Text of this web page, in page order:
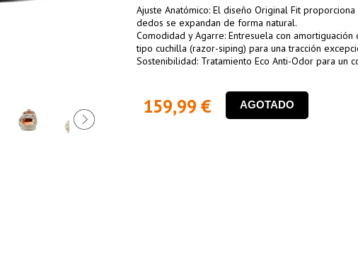
Ajuste Anatómico: El diseño Original Fit
dedos se expandan de forma natural.
Comodidad y Agarre: Entresuela con
tipo cuchilla (razor-siping) para una tracción
Sostenibilidad: Tratamiento Eco Anti-Odor para un
159,99 € AGOTADO